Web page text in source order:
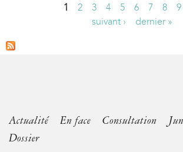
a
1 2 3 4 5 6 7 8 9
suivant ›
dernier »
Actualité En face Consultation
Dossier